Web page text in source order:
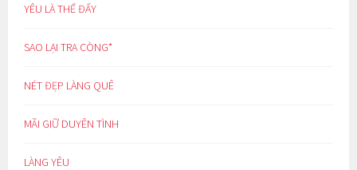
YÊU LÀ THẾ ĐẤY
SAO LẠI TRA CÒNG*
NÉT ĐẸP LÀNG QUÊ
MÃI GIỮ DUYÊN TÌNH
LÀNG YÊU